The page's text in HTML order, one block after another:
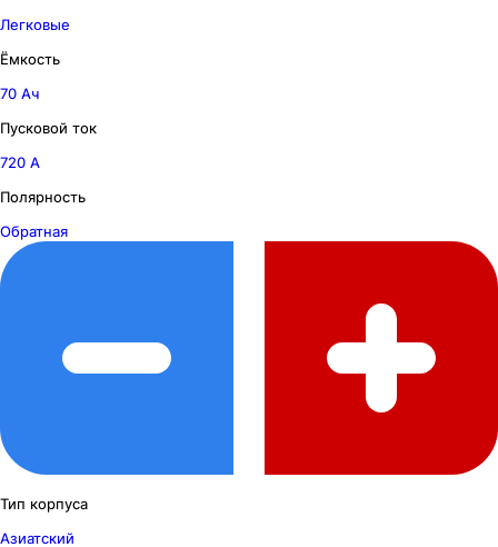
Легковые
Ёмкость
70 Ач
Пусковой ток
720 А
Полярность
Обратная
Тип корпуса
Азиатский